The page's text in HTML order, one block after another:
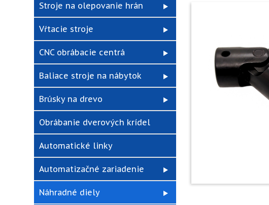
Stroje na olepovanie hrán
Vŕtacie stroje
CNC obrábacie centrá
Baliace stroje na nábytok
Brúsky na drevo
Obrábanie dverových krídel
Automatické linky
Automatizačné zariadenie
Náhradné diely